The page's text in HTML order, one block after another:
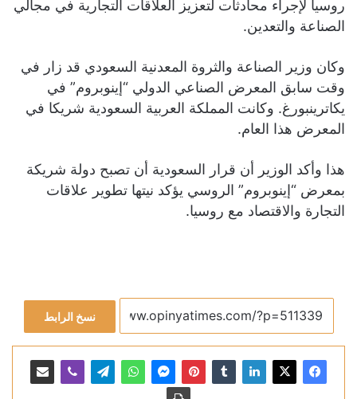
روسيا لإجراء محادثات لتعزيز العلاقات التجارية في مجالي
الصناعة والتعدين.
وكان وزير الصناعة والثروة المعدنية السعودي قد زار في
وقت سابق المعرض الصناعي الدولي “إينوبروم” في
يكاترينبورغ. وكانت المملكة العربية السعودية شريكا في
المعرض هذا العام.
هذا وأكد الوزير أن قرار السعودية أن تصبح دولة شريكة
بمعرض “إينوبروم” الروسي يؤكد نيتها تطوير علاقات
التجارة والاقتصاد مع روسيا.
نسخ الرابط